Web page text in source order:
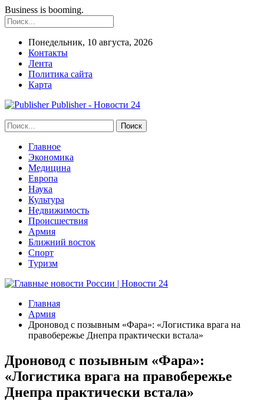
Business is booming.
Понедельник, 10 августа, 2026
Контакты
Лента
Политика сайта
Карта
Publisher - Новости 24
Главное
Экономика
Медицина
Европа
Наука
Культура
Недвижимость
Происшествия
Армия
Ближний восток
Спорт
Туризм
Главная
Армия
Дроновод с позывным «Фара»: «Логистика врага на
правобережье Днепра практически встала»
Дроновод с позывным «Фара»:
«Логистика врага на правобережье
Днепра практически встала»